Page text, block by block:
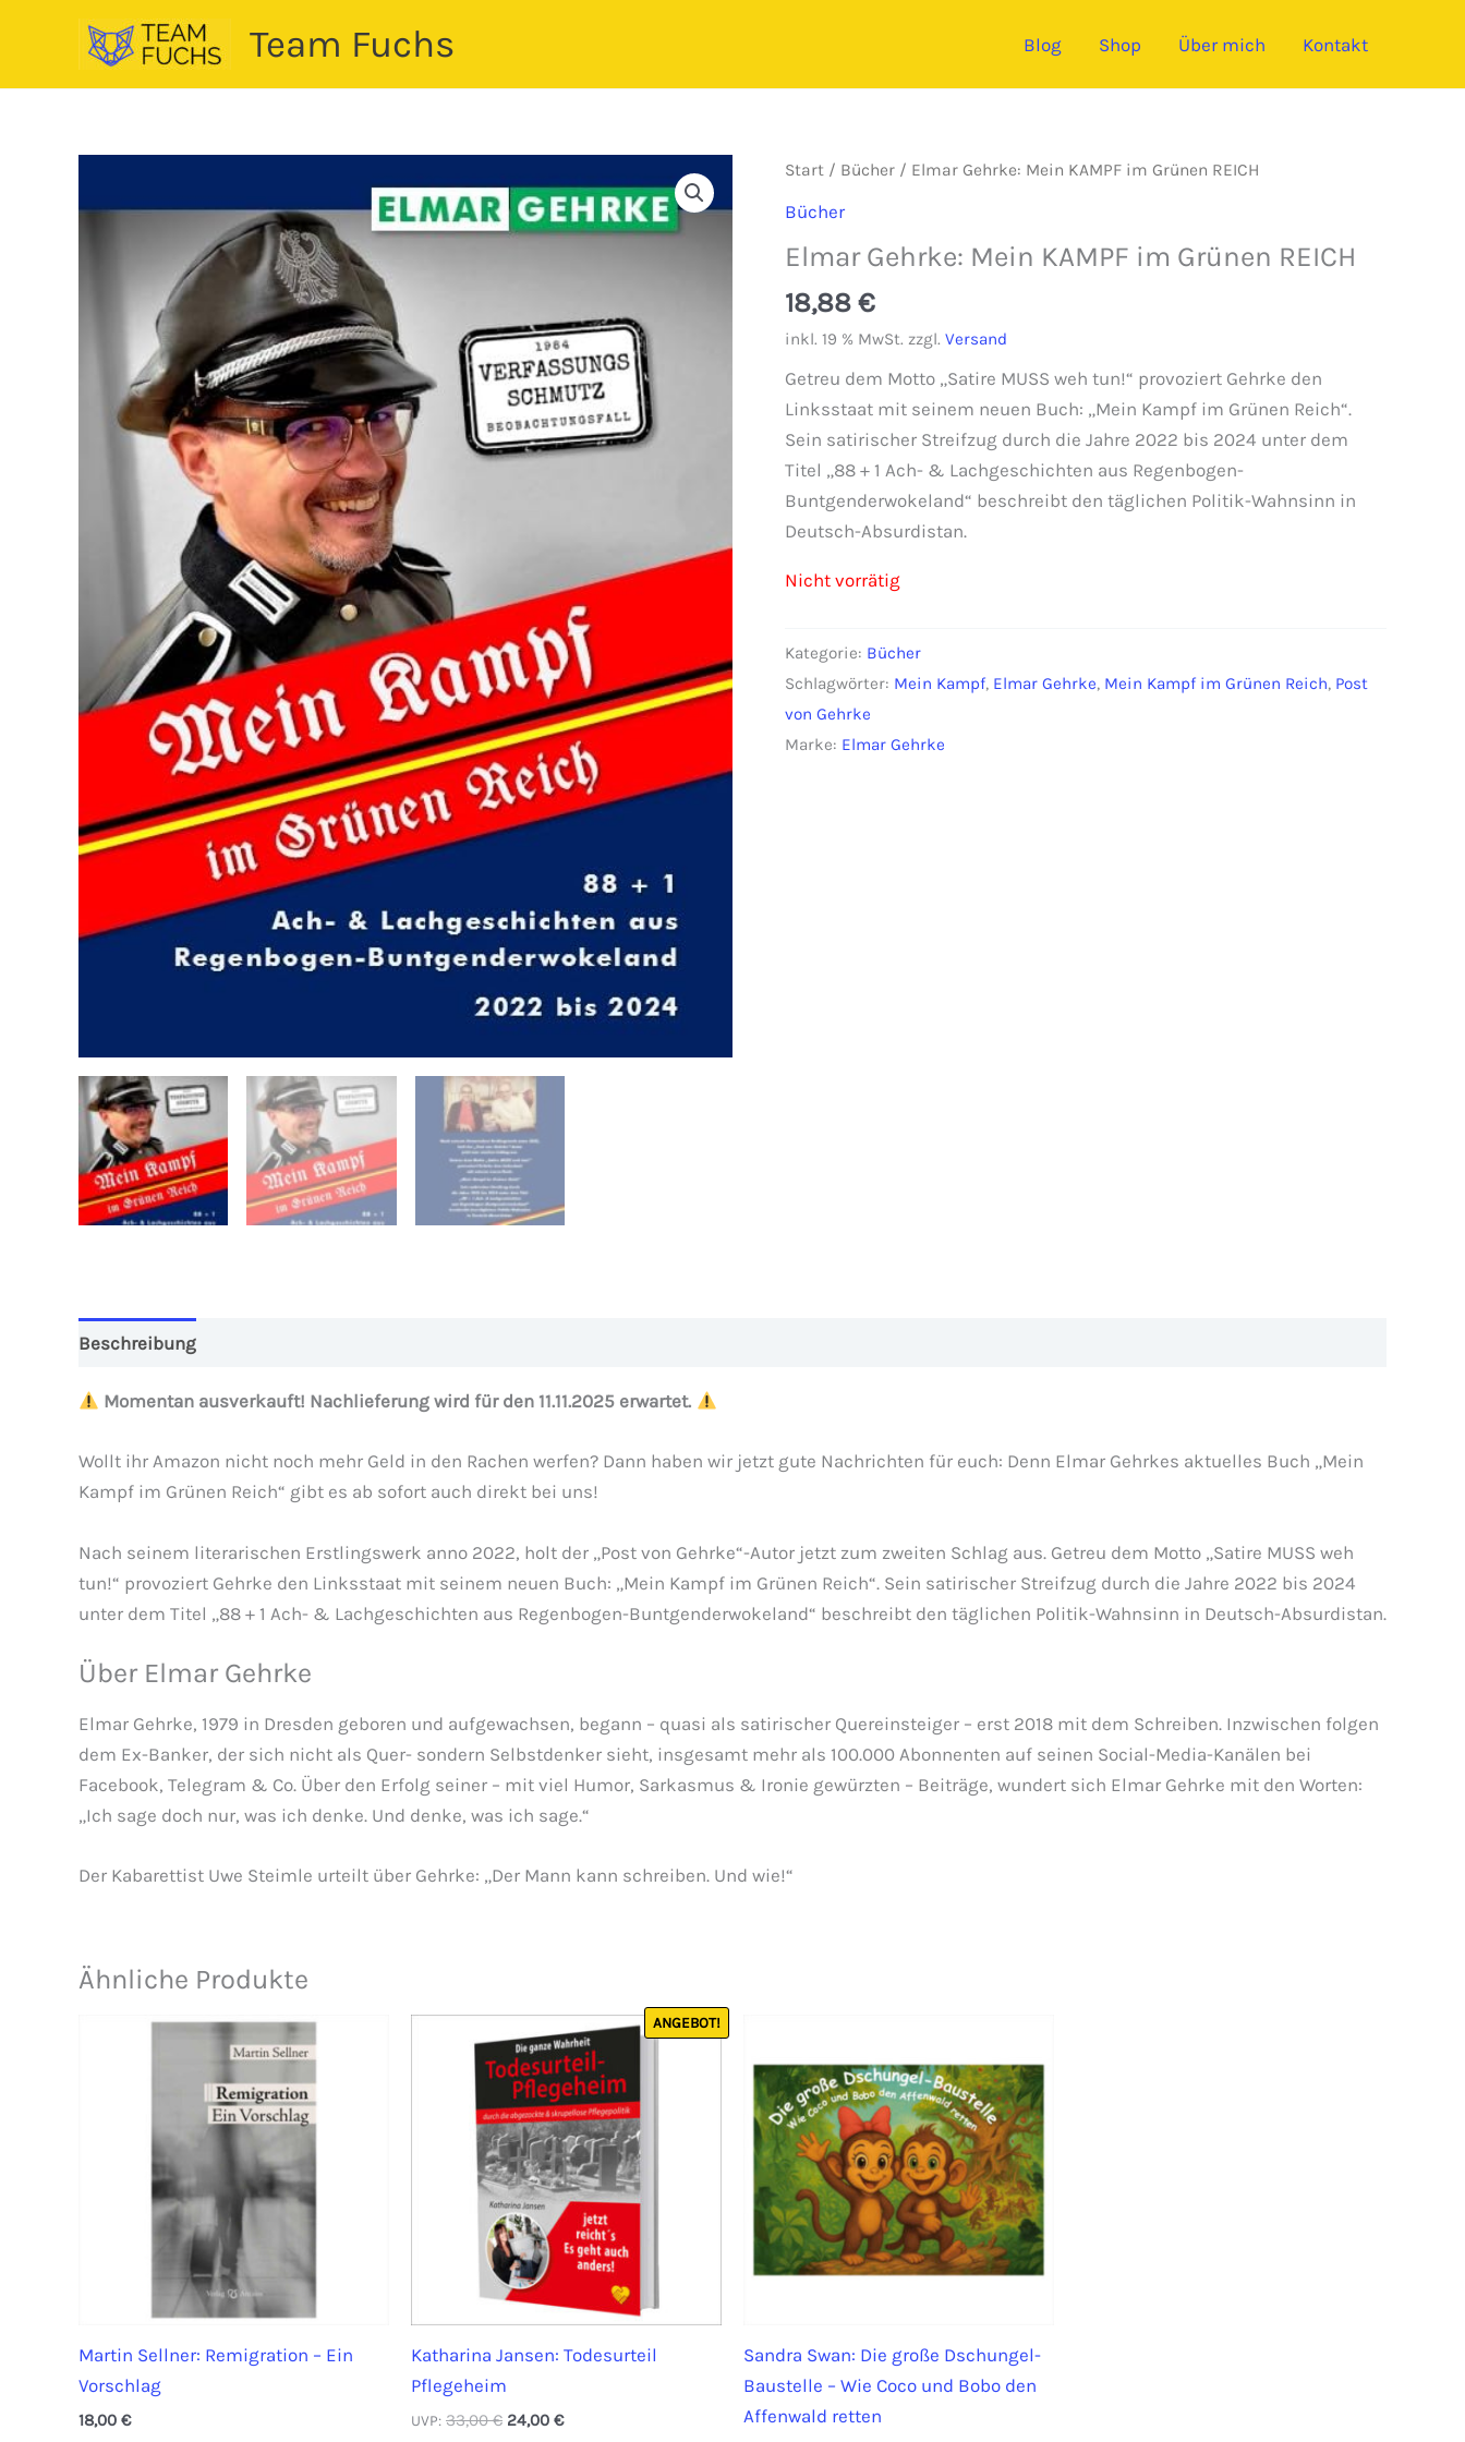
Team Fuchs Blog Shop Über mich Kontakt
Start / Bücher / Elmar Gehrke: Mein KAMPF im Grünen REICH
Bücher
Elmar Gehrke: Mein KAMPF im Grünen REICH
18,88 €
inkl. 19 % MwSt. zzgl. Versand
Getreu dem Motto „Satire MUSS weh tun!“ provoziert Gehrke den
Linksstaat mit seinem neuen Buch: „Mein Kampf im Grünen Reich“.
Sein satirischer Streifzug durch die Jahre 2022 bis 2024 unter dem
Titel „88 + 1 Ach- & Lachgeschichten aus Regenbogen-
Buntgenderwokeland“ beschreibt den täglichen Politik-Wahnsinn in
Deutsch-Absurdistan.
Nicht vorrätig
Kategorie: Bücher
Schlagwörter: Mein Kampf, Elmar Gehrke, Mein Kampf im Grünen Reich, Post
von Gehrke
Marke: Elmar Gehrke
Beschreibung
Momentan ausverkauft! Nachlieferung wird für den 11.11.2025 erwartet.
Wollt ihr Amazon nicht noch mehr Geld in den Rachen werfen? Dann haben wir jetzt gute Nachrichten für euch: Denn Elmar Gehrkes aktuelles Buch „Mein
Kampf im Grünen Reich“ gibt es ab sofort auch direkt bei uns!
Nach seinem literarischen Erstlingswerk anno 2022, holt der „Post von Gehrke“-Autor jetzt zum zweiten Schlag aus. Getreu dem Motto „Satire MUSS weh
tun!“ provoziert Gehrke den Linksstaat mit seinem neuen Buch: „Mein Kampf im Grünen Reich“. Sein satirischer Streifzug durch die Jahre 2022 bis 2024
unter dem Titel „88 + 1 Ach- & Lachgeschichten aus Regenbogen-Buntgenderwokeland“ beschreibt den täglichen Politik-Wahnsinn in Deutsch-Absurdistan.
Über Elmar Gehrke
Elmar Gehrke, 1979 in Dresden geboren und aufgewachsen, begann – quasi als satirischer Quereinsteiger – erst 2018 mit dem Schreiben. Inzwischen folgen
dem Ex-Banker, der sich nicht als Quer- sondern Selbstdenker sieht, insgesamt mehr als 100.000 Abonnenten auf seinen Social-Media-Kanälen bei
Facebook, Telegram & Co. Über den Erfolg seiner – mit viel Humor, Sarkasmus & Ironie gewürzten – Beiträge, wundert sich Elmar Gehrke mit den Worten:
„Ich sage doch nur, was ich denke. Und denke, was ich sage.“
Der Kabarettist Uwe Steimle urteilt über Gehrke: „Der Mann kann schreiben. Und wie!“
Ähnliche Produkte
Martin Sellner: Remigration – Ein
Vorschlag
18,00 €
ANGEBOT!
Katharina Jansen: Todesurteil
Pflegeheim
UVP: 33,00€ Ursprünglicher
24,00 €Aktueller
Sandra Swan: Die große Dschungel-
Baustelle – Wie Coco und Bobo den
Affenwald retten